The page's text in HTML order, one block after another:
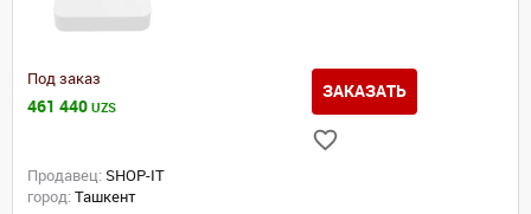
Под заказ
461 440 UZS
ЗАКАЗАТЬ
Продавец: SHOP-IT
город: Ташкент